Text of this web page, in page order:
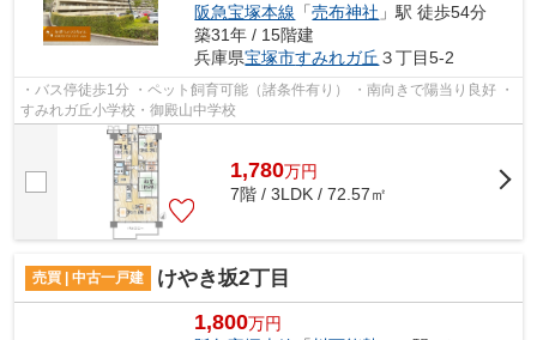
阪急宝塚本線 「売布神社 」駅 徒歩54分
築31年 / 15階建
兵庫県宝塚市すみれガ丘 ３丁目5-2
・バス停徒歩1分 ・ペット飼育可能（諸条件有り） ・南向きで陽当り良好 ・
すみれガ丘小学校・御殿山中学校
1,780万円
7階 / 3LDK / 72.57㎡
売買 | 中古一戸建 けやき坂2丁目
1,800万円